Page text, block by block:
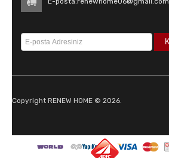
Copyright RENEW HOME © 2026.